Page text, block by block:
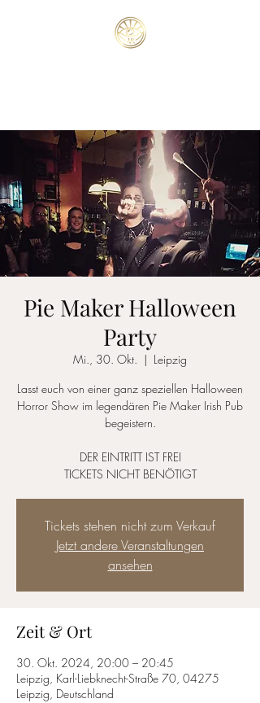
Pie Maker Halloween
Party
Mi., 30. Okt.
  |
Leipzig
Lasst euch von einer ganz speziellen Halloween
Horror Show im legendären Pie Maker Irish Pub
begeistern.
DER EINTRITT IST FREI
TICKETS NICHT BENÖTIGT
Tickets stehen nicht zum Verkauf
Jetzt andere Veranstaltungen
ansehen
Zeit & Ort
30. Okt. 2024, 20:00 – 20:45
Leipzig, Karl-Liebknecht-Straße 70, 04275
Leipzig, Deutschland